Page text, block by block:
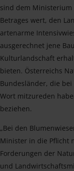
sind dem Ministerium
Betrages wert, den
artenarme
ausgerechnet jene
Kulturlandschaft
bieten. Österreichs
Bundesländer, die
Wort mitzureden
beziehen.
„Bei den
Minister in die Pflicht
Forderungen der
und